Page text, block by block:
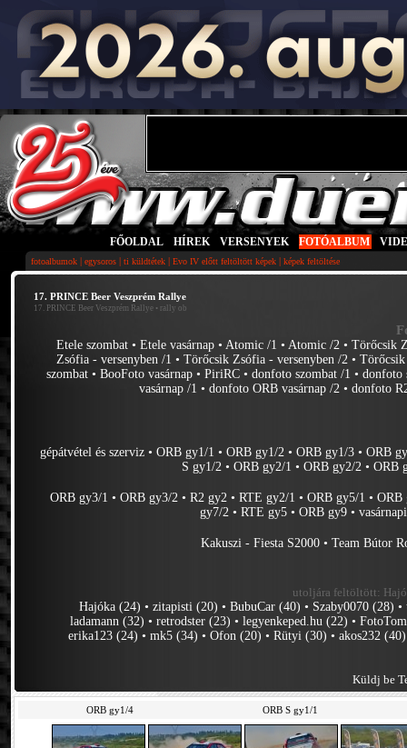
FŐOLDAL HÍREK VERSENYEK FOTÓALBUM
fotoalbumok | egysoros | ti küldtétek | Evo IV előtt feltöltött képek | képek feltöltése
17. PRINCE Beer Veszprém Rallye
17. PRINCE Beer Veszprém Rallye • rally ob
Etele szombat •Etele vasárnap •Atomic /1 •Atomic /2 •Törőcsik
Zsófia - versenyben /1 •Törőcsik Zsófia - versenyben /2 •
szombat •BooFoto vasárnap •PiriRC •donfoto szombat /1 •donfoto
vasárnap /1 •donfoto ORB vasárnap /2 •donfoto
gépátvétel és szerviz •ORB gy1/1 •ORB gy1/2 •ORB gy1/3 •ORB
S gy1/2 •ORB gy2/1 •ORB gy2/2 •ORB
ORB gy3/1 •ORB gy3/2 •R2 gy2 •RTE gy2/1 •ORB gy5/1 •ORB
gy7/2 •RTE gy5 •ORB gy9 •
Kakuszi - Fiesta S2000 •Team Bútor
utoljára feltöltött:
Hajóka (24) •zitapisti (20) •BubuCar (40) • Szaby0070 (28) •
ladamann (32) •retrodster (23) •legyenkeped.hu (22) •
erika123 (24) •mk5 (34) •Ofon (20) •Rütyi (30) •akos232 (40)
Küldj be
ORB gy1/4 ORB S gy1/1